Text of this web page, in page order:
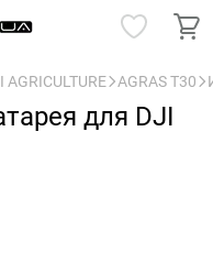
AGRICULTURE AGRAS T30
для DJI